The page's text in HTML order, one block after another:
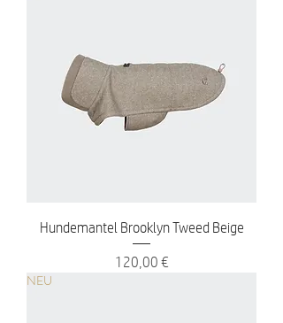
Hundemantel Brooklyn Tweed Beige
Preis
120,00 €
NEU